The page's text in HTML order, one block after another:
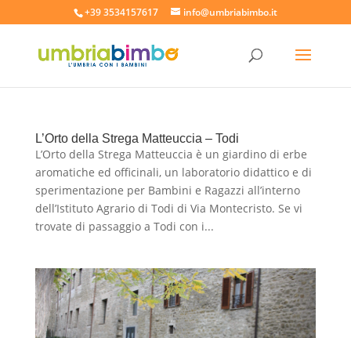
+39 3534157617 info@umbriabimbo.it
L’Orto della Strega Matteuccia – Todi
L’Orto della Strega Matteuccia è un giardino di erbe
aromatiche ed officinali, un laboratorio didattico e di
sperimentazione per Bambini e Ragazzi all’interno
dell’Istituto Agrario di Todi di Via Montecristo. Se vi
trovate di passaggio a Todi con i...